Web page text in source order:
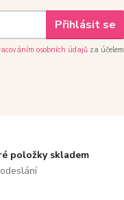
Přihlásit se
osobních údajů za účelem
položky skladem